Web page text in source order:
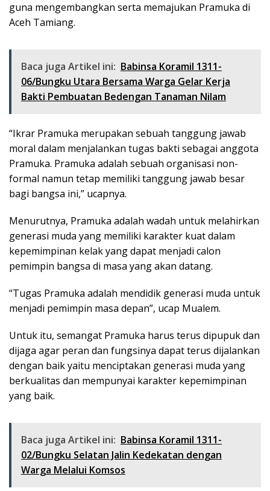
guna mengembangkan serta memajukan Pramuka di
Aceh Tamiang.
Baca juga Artikel ini: Babinsa Koramil 1311-
06/Bungku Utara Bersama Warga Gelar Kerja
Bakti Pembuatan Bedengan Tanaman Nilam
“Ikrar Pramuka merupakan sebuah tanggung jawab
moral dalam menjalankan tugas bakti sebagai anggota
Pramuka. Pramuka adalah sebuah organisasi non-
formal namun tetap memiliki tanggung jawab besar
bagi bangsa ini,” ucapnya.
Menurutnya, Pramuka adalah wadah untuk melahirkan
generasi muda yang memiliki karakter kuat dalam
kepemimpinan kelak yang dapat menjadi calon
pemimpin bangsa di masa yang akan datang.
“Tugas Pramuka adalah mendidik generasi muda untuk
menjadi pemimpin masa depan”, ucap Mualem.
Untuk itu, semangat Pramuka harus terus dipupuk dan
dijaga agar peran dan fungsinya dapat terus dijalankan
dengan baik yaitu menciptakan generasi muda yang
berkualitas dan mempunyai karakter kepemimpinan
yang baik.
Baca juga Artikel ini: Babinsa Koramil 1311-
02/Bungku Selatan Jalin Kedekatan dengan
Warga Melalui Komsos